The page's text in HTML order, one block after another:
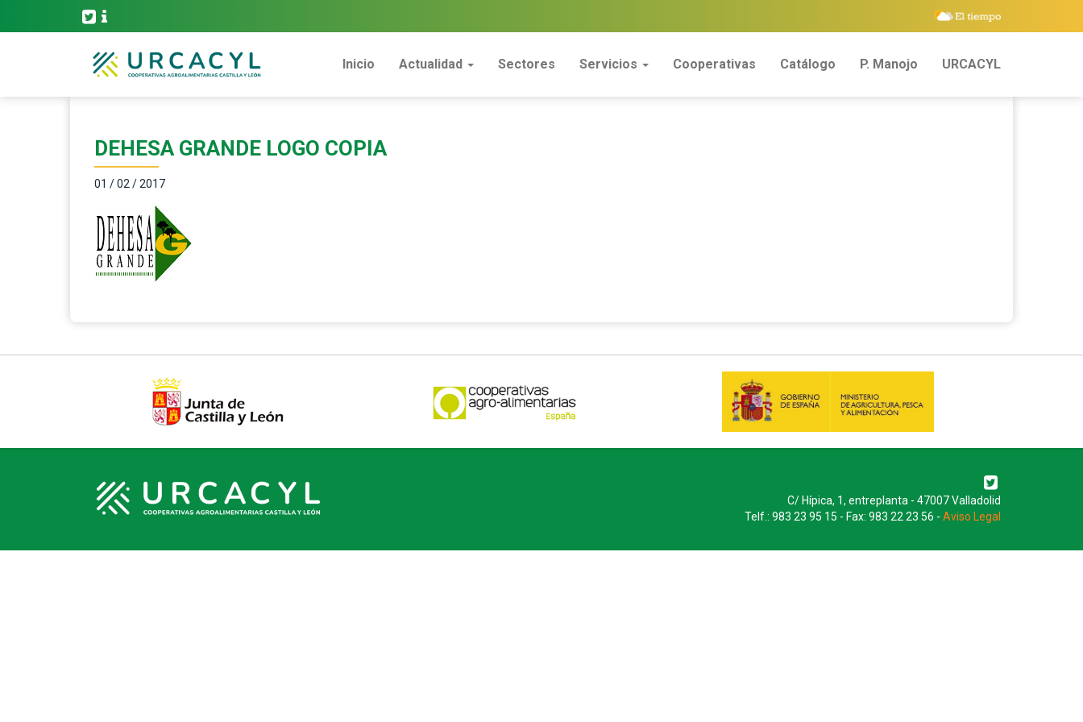
Inicio Actualidad Sectores Servicios Cooperativas Catálogo P. Manojo URCACYL
DEHESA GRANDE LOGO COPIA
01 / 02 / 2017
C/ Hípica, 1, entreplanta - 47007 Valladolid
Telf.: 983 23 95 15 - Fax: 983 22 23 56 - Aviso Legal